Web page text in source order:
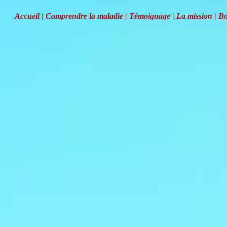
Accueil | Comprendre la maladie | Témoignage| La mission |